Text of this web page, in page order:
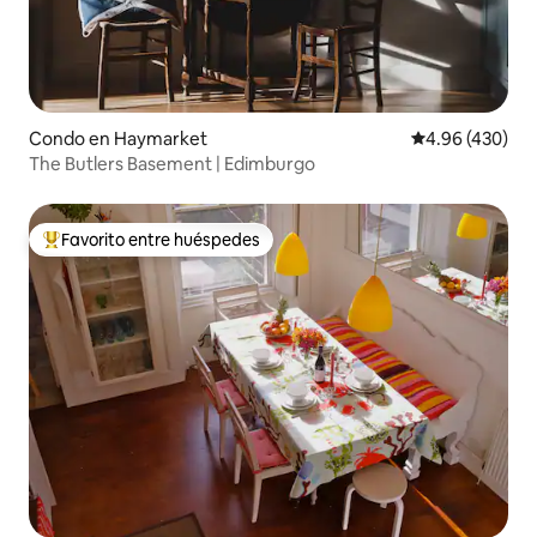
Condo en Haymarket Calificación
4.96 (430)
The Butlers Basement | Edimburgo
Favorito entre huéspedes preferido
Favorito entre huéspedes